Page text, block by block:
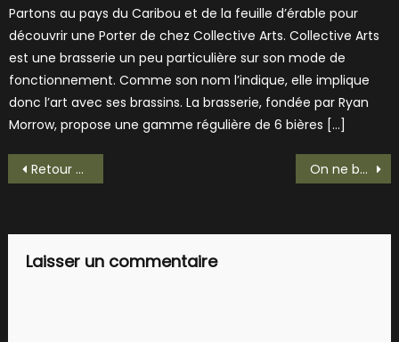
Partons au pays du Caribou et de la feuille d’érable pour
découvrir une Porter de chez Collective Arts. Collective Arts
est une brasserie un peu particulière sur son mode de
fonctionnement. Comme son nom l’indique, elle implique
donc l’art avec ses brassins. La brasserie, fondée par Ryan
Morrow, propose une gamme régulière de 6 bières […]
Navigation
l’article
Retour en Bretagne avec une Britt Blonde! On ne boit pas nain portequoi aujourd’hui, on boit de la Chouffe !
Laisser un commentaire